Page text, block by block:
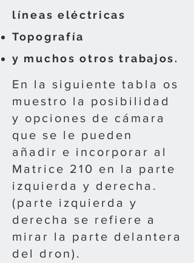
líneas eléctricas
Topografía
y muchos otros trabajos.
En la siguiente tabla os
muestro la posibilidad
y opciones de cámara
que se le pueden
añadir e incorporar al
Matrice 210 en la parte
izquierda y derecha.
(parte izquierda y
derecha se refiere a
mirar la parte delantera
del dron).